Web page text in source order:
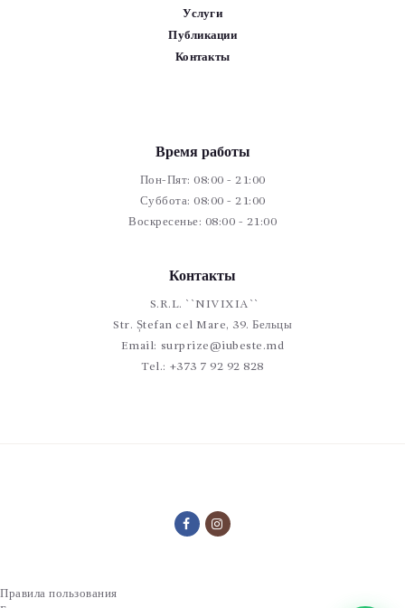
Услуги
Публикации
Контакты
Время работы
Пон-Пят: 08:00 - 21:00
Суббота: 08:00 - 21:00
Воскресенье: 08:00 - 21:00
Контакты
S.R.L. ``NIVIXIA``
Str. Ștefan cel Mare, 39. Бельцы
Email: surprize@iubeste.md
Tel.: +373 7 92 92 828
Правила пользования